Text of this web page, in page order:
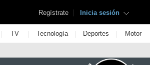
Regístrate | Inicia sesión
| TV | Tecnología | Deportes | Motor